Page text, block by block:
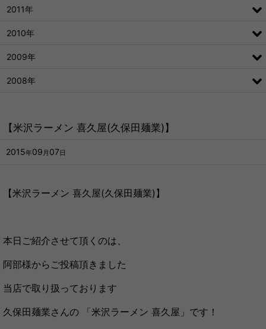
【米沢ラーメン 喜久屋(久保田麺業)】
2015年09 月 07 日
【米沢ラーメン 喜久屋(久保田麺業)】
本日ご紹介させて頂くのは、
阿部様からご投稿頂きました
当店で取り扱っております
久保田麺業さんの 「米沢ラーメン 喜久屋」です！
2011年
2010年
2009年
2008年